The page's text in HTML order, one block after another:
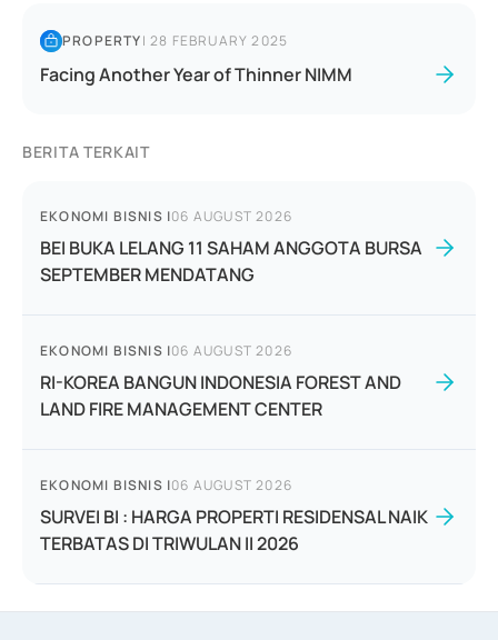
PROPERTY|28 FEBRUARY 2025
Facing Another Year of Thinner NIMM
BERITA TERKAIT
EKONOMI BISNIS |06 AUGUST 2026
BEI BUKA LELANG 11 SAHAM ANGGOTA BURSA
SEPTEMBER MENDATANG
EKONOMI BISNIS |06 AUGUST 2026
RI-KOREA BANGUN INDONESIA FOREST AND
LAND FIRE MANAGEMENT CENTER
EKONOMI BISNIS |06 AUGUST 2026
SURVEI BI : HARGA PROPERTI RESIDENSAL NAIK
TERBATAS DI TRIWULAN II 2026